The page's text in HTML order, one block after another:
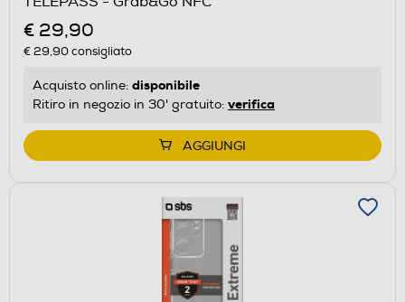
€ 29,90
€ 29,90consigliato
Acquisto online: disponibile
Ritiro in negozio in 30' gratuito: verifica
AGGIUNGI